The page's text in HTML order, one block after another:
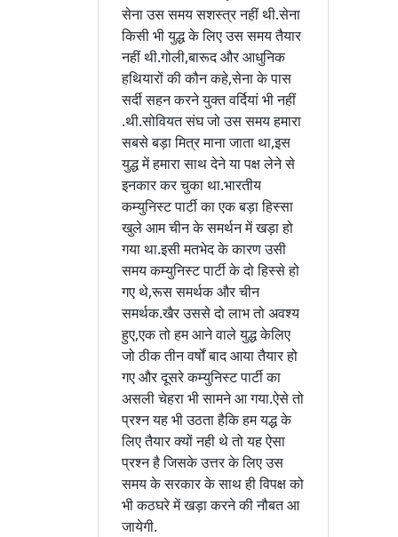
सेना उस समय सशस्त्र नहीं थी.सेना
किसी भी युद्ध के लिए उस समय तैयार
नहीं थी.गोली,बारूद और आधुनिक
हथियारों की कौन कहे,सेना के पास
सर्दी सहन करने युक्त वर्दियां भी नहीं
.थी.सोवियत संघ जो उस समय हमारा
सबसे बड़ा मित्र माना जाता था,इस
युद्ध में हमारा साथ देने या पक्ष लेने से
इनकार कर चुका था.भारतीय
कम्युनिस्ट पार्टी का एक बड़ा हिस्सा
खुले आम चीन के समर्थन में खड़ा हो
गया था.इसी मतभेद के कारण उसी
समय कम्युनिस्ट पार्टी के दो हिस्से हो
गए थे,रूस समर्थक और चीन
समर्थक.खैर उससे दो लाभ तो अवश्य
हुए,एक तो हम आने वाले युद्ध केलिए
जो ठीक तीन वर्षों बाद आया तैयार हो
गए और दूसरे कम्युनिस्ट पार्टी का
असली चेहरा भी सामने आ गया.ऐसे तो
प्रश्न यह भी उठता हैकि हम यद्ध के
लिए तैयार क्यों नही थे तो यह ऐसा
प्रश्न है जिसके उत्तर के लिए उस
समय के सरकार के साथ ही विपक्ष को
भी कठघरे में खड़ा करने की नौबत आ
जायेगी.